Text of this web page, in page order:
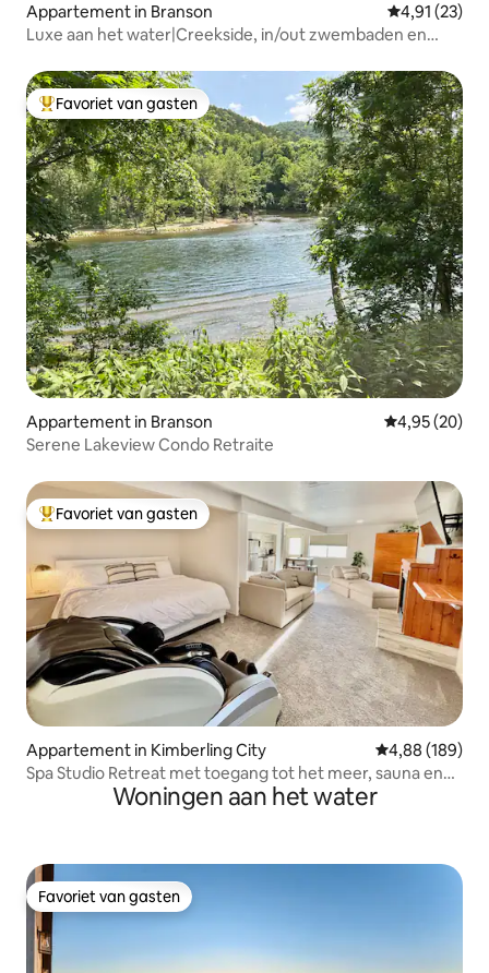
Appartement in Branson Gemiddelde
4,91 (23)
Luxe aan het water|Creekside, in/out zwembaden en
Topfavoriet van gasten
Favoriet van gasten
Appartement in Branson Gemiddelde
4,95 (20)
Serene Lakeview Condo Retraite
Topfavoriet van gasten
Favoriet van gasten
Appartement in Kimberling City Gemiddelde
4,88 (189)
Spa Studio Retreat met toegang tot het meer, sauna en
Woningen aan het water
Favoriet van gasten
Favoriet van gasten